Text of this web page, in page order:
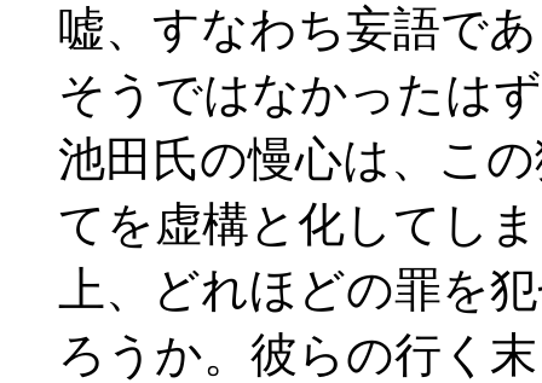
嘘、すなわち妄語で
そうではなかったは
池田氏の慢心は、こ
てを虚構と化してし
上、どれほどの罪を
ろうか。彼らの行く